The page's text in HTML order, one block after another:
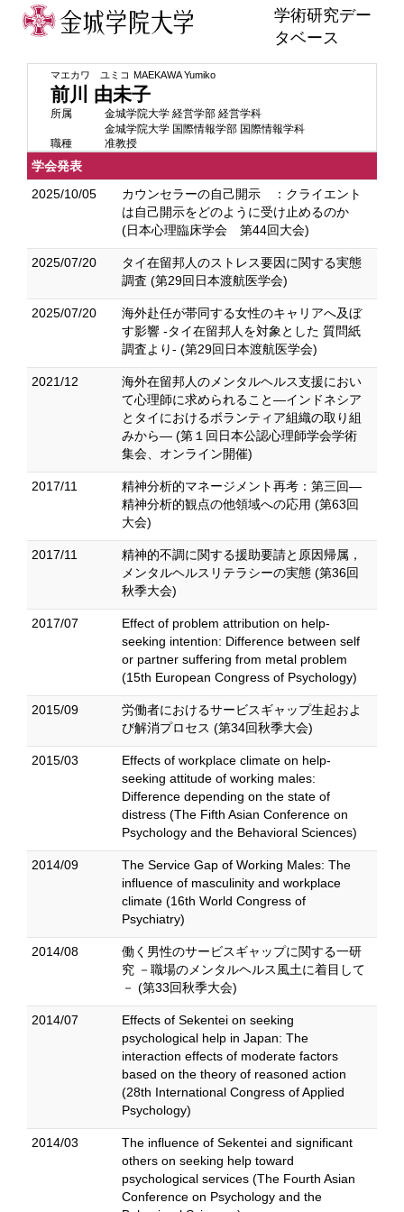
学術研究デー
タベース
マエカワ ユミコ MAEKAWA Yumiko
前川 由未子
所属
金城学院大学 経営学部 経営学科
金城学院大学 国際情報学部 国際情報学科
職種
准教授
学会発表
2025/10/05
カウンセラーの自己開示 ：クライエント
は自己開示をどのように受け止めるのか
(日本心理臨床学会 第44回大会)
2025/07/20
タイ在留邦人のストレス要因に関する実態
調査 (第29回日本渡航医学会)
2025/07/20
海外赴任が帯同する女性のキャリアへ及ぼ
す影響 -タイ在留邦人を対象とした 質問紙
調査より- (第29回日本渡航医学会)
2021/12
海外在留邦人のメンタルヘルス支援におい
て心理師に求められること―インドネシア
とタイにおけるボランティア組織の取り組
みから― (第１回日本公認心理師学会学術
集会、オンライン開催)
2017/11
精神分析的マネージメント再考：第三回―
精神分析的観点の他領域への応用 (第63回
大会)
2017/11
精神的不調に関する援助要請と原因帰属，
メンタルヘルスリテラシーの実態 (第36回
秋季大会)
2017/07
Effect of problem attribution on help-
seeking intention: Difference between self
or partner suffering from metal problem
(15th European Congress of Psychology)
2015/09
労働者におけるサービスギャップ生起およ
び解消プロセス (第34回秋季大会)
2015/03
Effects of workplace climate on help-
seeking attitude of working males:
Difference depending on the state of
distress (The Fifth Asian Conference on
Psychology and the Behavioral Sciences)
2014/09
The Service Gap of Working Males: The
influence of masculinity and workplace
climate (16th World Congress of
Psychiatry)
2014/08
働く男性のサービスギャップに関する一研
究 －職場のメンタルヘルス風土に着目して
－ (第33回秋季大会)
2014/07
Effects of Sekentei on seeking
psychological help in Japan: The
interaction effects of moderate factors
based on the theory of reasoned action
(28th International Congress of Applied
Psychology)
2014/03
The influence of Sekentei and significant
others on seeking help toward
psychological services (The Fourth Asian
Conference on Psychology and the